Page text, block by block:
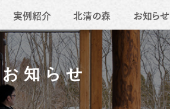
職人たち
実例紹介
移住 リフォーム
北清の森 お知らせ
お知らせ